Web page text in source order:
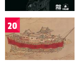
20